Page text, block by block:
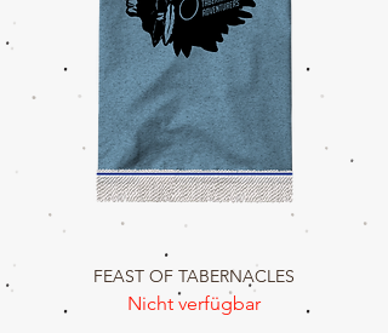
FEAST OF TABERNACLES
Nicht verfügbar